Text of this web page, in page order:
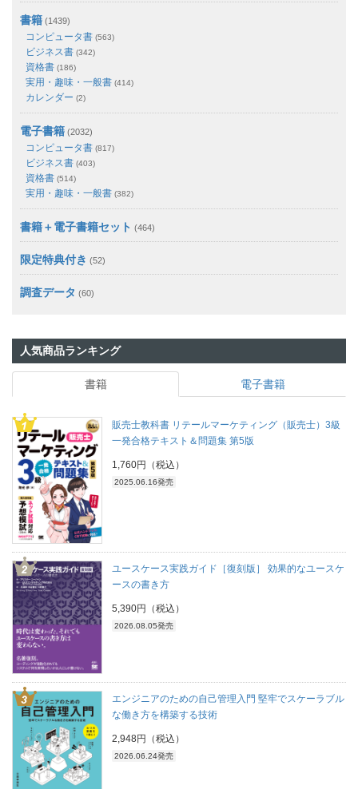
書籍 (1439)
コンピュータ書 (563)
ビジネス書 (342)
資格書 (186)
実用・趣味・一般書 (414)
カレンダー (2)
電子書籍 (2032)
コンピュータ書 (817)
ビジネス書 (403)
資格書 (514)
実用・趣味・一般書 (382)
書籍＋電子書籍セット (464)
限定特典付き (52)
調査データ (60)
人気商品ランキング
書籍 電子書籍
販売士教科書 リテールマーケティング（販売士）3級
一発合格テキスト＆問題集 第5版
1,760円（税込）
2025.06.16発売
ユースケース実践ガイド［復刻版］ 効果的なユースケ
ースの書き方
5,390円（税込）
2026.08.05発売
エンジニアのための自己管理入門 堅牢でスケーラブル
な働き方を構築する技術
2,948円（税込）
2026.06.24発売